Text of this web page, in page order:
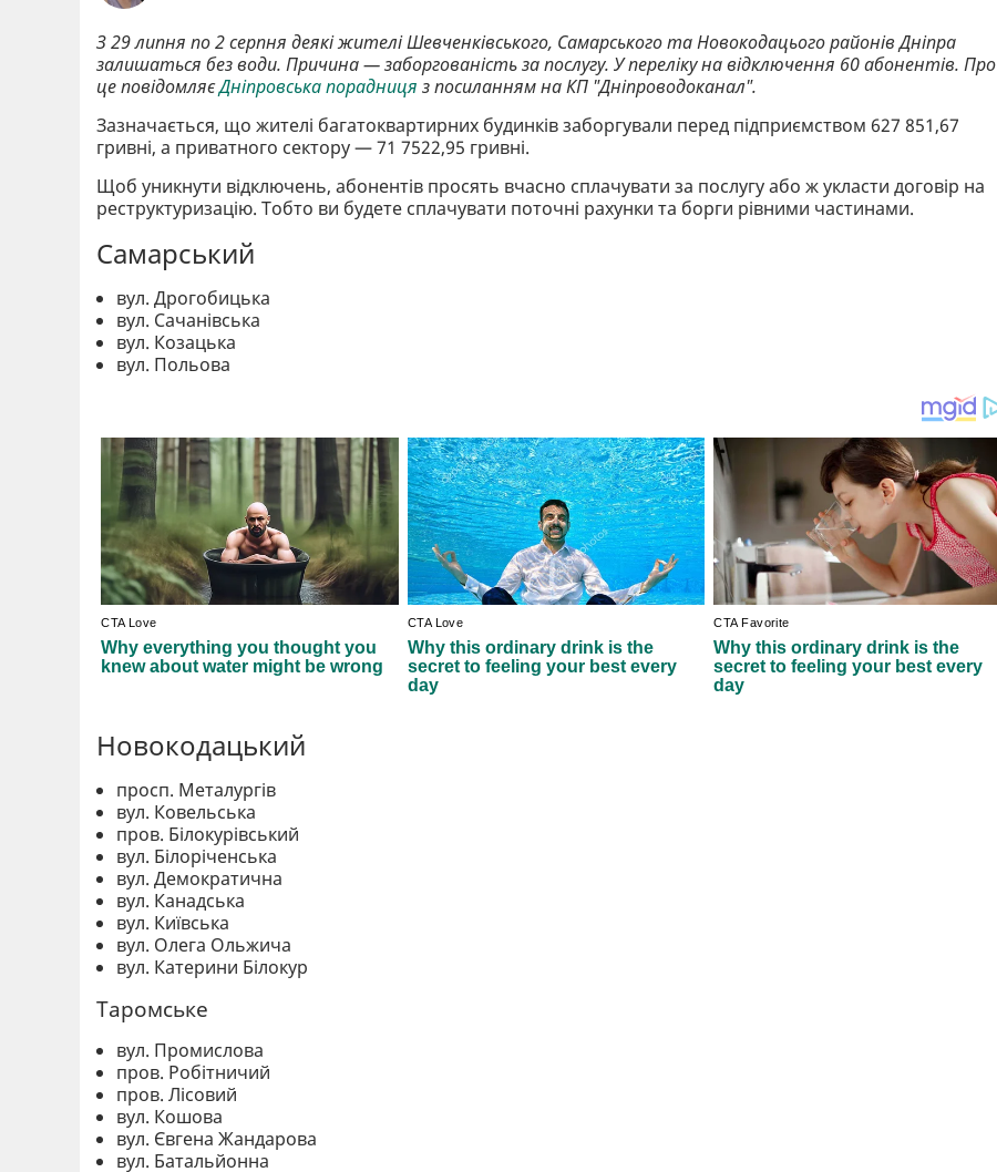
З 29 липня по 2 серпня деякі жителі Шевченківського, Самарського та Новокодацього районів Дніпра
залишаться без води. Причина — заборгованість за послугу. У переліку на відключення 60 абонентів. Про
це повідомляєДніпровська порадниця з посиланням на КП "Дніпроводоканал".
Зазначається, що жителі багатоквартирних будинків заборгували перед підприємством 627 851,67
гривні, а приватного сектору — 71 7522,95 гривні.
Щоб уникнути відключень, абонентів просять вчасно сплачувати за послугу або ж укласти договір на
реструктуризацію. Тобто ви будете сплачувати поточні рахунки та борги рівними частинами.
Самарський
вул. Дрогобицька
вул. Сачанівська
вул. Козацька
вул. Польова
Новокодацький
просп. Металургів
вул. Ковельська
пров. Білокурівський
вул. Білоріченська
вул. Демократична
вул. Канадська
вул. Київська
вул. Олега Ольжича
вул. Катерини Білокур
Таромське
вул. Промислова
пров. Робітничий
пров. Лісовий
вул. Кошова
вул. Євгена Жандарова
вул. Батальйонна